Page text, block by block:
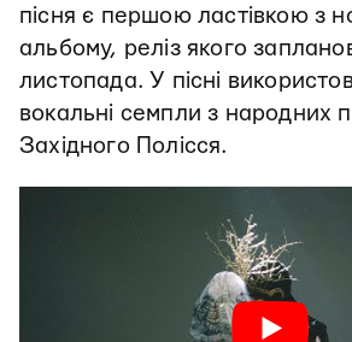
пісня є першою ластівкою з
альбому, реліз якого
листопада. У пісні
вокальні семпли з народних
Західного Полісся.